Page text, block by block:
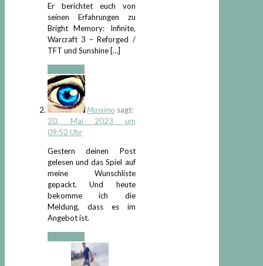
Er berichtet euch von
seinen Erfahrungen zu
Bright Memory: Infinite,
Warcraft 3 – Reforged /
TFT und Sunshine […]
Massimo sagt:
20. Mai 2023 um
09:52 Uhr
Gestern deinen Post
gelesen und das Spiel auf
meine Wunschliste
gepackt. Und heute
bekomme ich die
Meldung, dass es im
Angebot ist.